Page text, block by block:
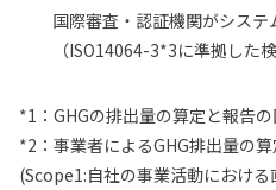
国際審査・認証機関がシス
（ISO14064-3*3に準拠した検
*1：GHGの排出量の算定と報告
*2：事業者によるGHG排出量の
(Scope1:自社の事業活動におけ